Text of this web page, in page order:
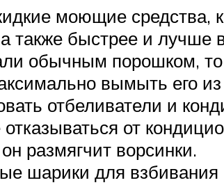
моющие средства,
а также быстрее и
обычным порошком,
вымыть его из
отбеливатели и
от
размягчит ворсинки.
шарики для взбивания